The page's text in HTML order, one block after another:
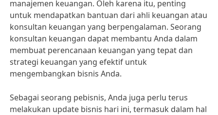
manajemen keuangan. Oleh karena itu, penting
untuk mendapatkan bantuan dari ahli keuangan atau
konsultan keuangan yang berpengalaman. Seorang
konsultan keuangan dapat membantu Anda dalam
membuat perencanaan keuangan yang tepat dan
strategi keuangan yang efektif untuk
mengembangkan bisnis Anda.
Sebagai seorang pebisnis, Anda juga perlu terus
melakukan update bisnis hari ini, termasuk dalam hal